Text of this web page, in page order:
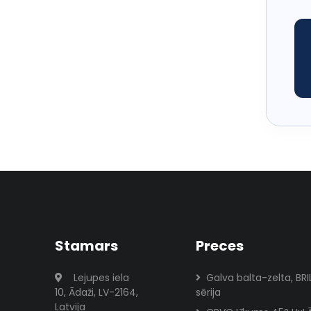
Stamars
Lejupes iela
10, Ādaži, LV-2164,
Latvija
Preces
Galva balta-zelta,
sērija